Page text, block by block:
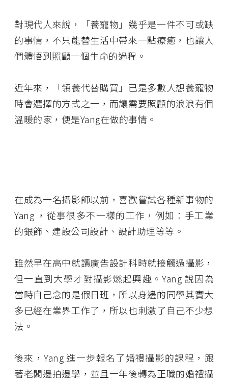
對現代人來說，「養寵物」幾乎是一件不可或缺
的事情，不只能替生活中帶來一點療癒，也讓人
們體悟到照顧一個生命的過程。
近年來，「領養代替購買」已是多數人想養寵物
時會選擇的方式之一，而讓需要照顧的浪浪有個
溫暖的家，便是Yang在做的事情。
在成為一名攝影師以前，喜歡嘗試各種新事物的
Yang ，從事很多不一樣的工作，例如：手工業
的銀飾、建設公司設計、設計助理等等。
雖然早在高中就讀廣告設計科時就接觸過攝影，
但一直到大學才對攝影燃起興趣。Yang 說因為
當時自己念的是假日班，所以身邊的同學其實大
多已經在業界工作了，所以也刺激了自己不少想
法。
後來，Yang 進一步報名了婚禮攝影的課程，跟
著老闆邊拍邊學，並且一年後轉為正職的婚禮攝